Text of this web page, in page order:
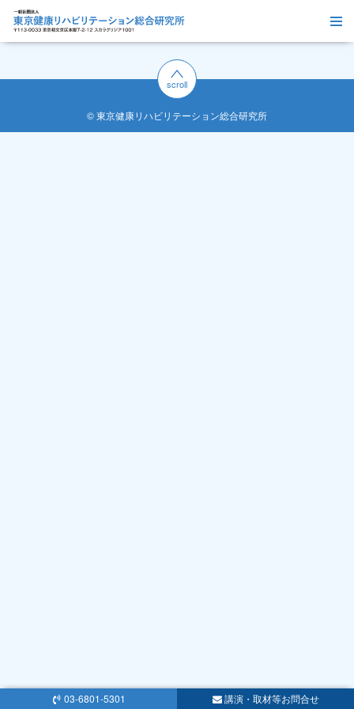
03-6801-5301 講演・取材等お問合せ
scroll
© 東京健康リハビリテーション総合研究所